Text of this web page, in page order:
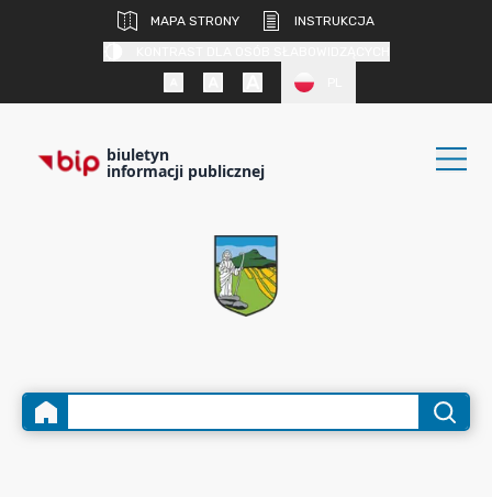
MAPA STRONY
INSTRUKCJA
biuletyn
informacji publicznej